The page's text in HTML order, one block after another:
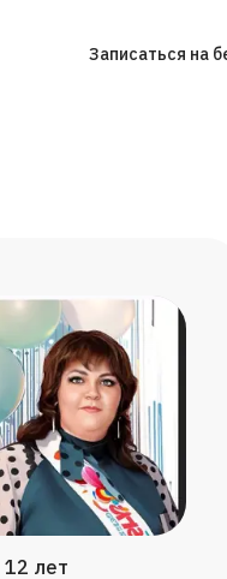
Записаться на
12 лет